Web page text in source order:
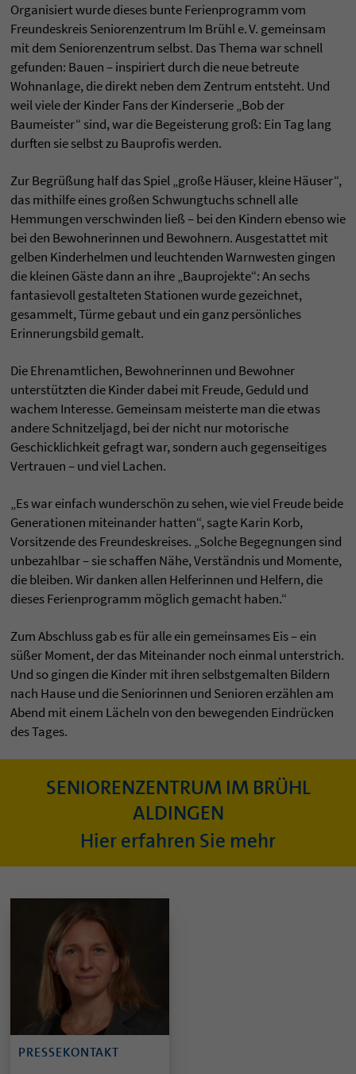
Organisiert wurde dieses bunte Ferienprogramm vom
Freundeskreis Seniorenzentrum Im Brühl e. V. gemeinsam
mit dem Seniorenzentrum selbst. Das Thema war schnell
gefunden: Bauen – inspiriert durch die neue betreute
Wohnanlage, die direkt neben dem Zentrum entsteht. Und
weil viele der Kinder Fans der Kinderserie „Bob der
Baumeister“ sind, war die Begeisterung groß: Ein Tag lang
durften sie selbst zu Bauprofis werden.
Zur Begrüßung half das Spiel „große Häuser, kleine Häuser“,
das mithilfe eines großen Schwungtuchs schnell alle
Hemmungen verschwinden ließ – bei den Kindern ebenso wie
bei den Bewohnerinnen und Bewohnern. Ausgestattet mit
gelben Kinderhelmen und leuchtenden Warnwesten gingen
die kleinen Gäste dann an ihre „Bauprojekte“: An sechs
fantasievoll gestalteten Stationen wurde gezeichnet,
gesammelt, Türme gebaut und ein ganz persönliches
Erinnerungsbild gemalt.
Die Ehrenamtlichen, Bewohnerinnen und Bewohner
unterstützten die Kinder dabei mit Freude, Geduld und
wachem Interesse. Gemeinsam meisterte man die etwas
andere Schnitzeljagd, bei der nicht nur motorische
Geschicklichkeit gefragt war, sondern auch gegenseitiges
Vertrauen – und viel Lachen.
„Es war einfach wunderschön zu sehen, wie viel Freude beide
Generationen miteinander hatten“, sagte Karin Korb,
Vorsitzende des Freundeskreises. „Solche Begegnungen sind
unbezahlbar – sie schaffen Nähe, Verständnis und Momente,
die bleiben. Wir danken allen Helferinnen und Helfern, die
dieses Ferienprogramm möglich gemacht haben.“
Zum Abschluss gab es für alle ein gemeinsames Eis – ein
süßer Moment, der das Miteinander noch einmal unterstrich.
Und so gingen die Kinder mit ihren selbstgemalten Bildern
nach Hause und die Seniorinnen und Senioren erzählen am
Abend mit einem Lächeln von den bewegenden Eindrücken
des Tages.
SENIORENZENTRUM IM BRÜHL
ALDINGEN
Hier erfahren Sie mehr
PRESSEKONTAKT